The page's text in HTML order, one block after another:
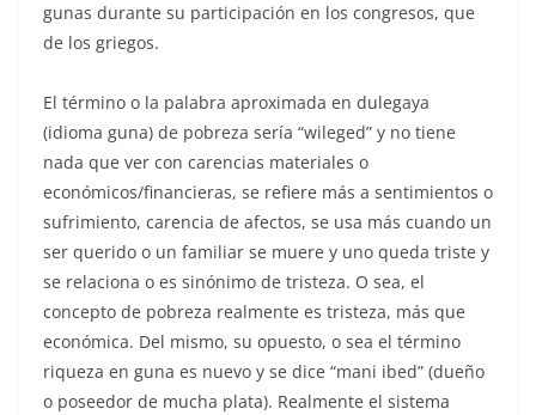
gunas durante su participación en los congresos, que
de los griegos.
El término o la palabra aproximada en dulegaya
(idioma guna) de pobreza sería “wileged” y no tiene
nada que ver con carencias materiales o
económicos/financieras, se refiere más a sentimientos o
sufrimiento, carencia de afectos, se usa más cuando un
ser querido o un familiar se muere y uno queda triste y
se relaciona o es sinónimo de tristeza. O sea, el
concepto de pobreza realmente es tristeza, más que
económica. Del mismo, su opuesto, o sea el término
riqueza en guna es nuevo y se dice “mani ibed” (dueño
o poseedor de mucha plata). Realmente el sistema